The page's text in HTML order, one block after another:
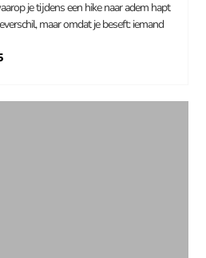
je tijdens een hike naar adem hapt
maar omdat je beseft: iemand